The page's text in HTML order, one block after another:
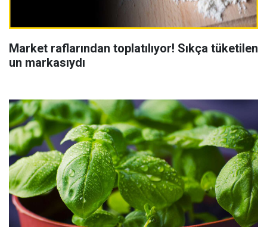
Market raflarından toplatılıyor! Sıkça tüketilen
un markasıydı